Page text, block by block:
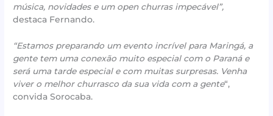
música, novidades e um open churras impecável”,
destaca Fernando.
“Estamos preparando um evento incrível para Maringá, a
gente tem uma conexão muito especial com o Paraná e
será uma tarde especial e com muitas surpresas. Venha
viver o melhor churrasco da sua vida com a gente“,
convida Sorocaba.